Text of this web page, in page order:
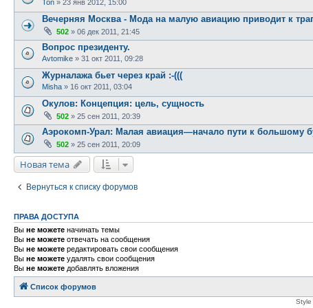
Ton » 23 янв 2012, 15:00
Вечерняя Москва - Мода на малую авиацию приводит к
502 » 06 дек 2011, 21:45
Вопрос президенту.
Avtomike » 31 окт 2011, 09:28
Журналажа бьет через край :-(((
Misha » 16 окт 2011, 03:04
Окулов: Концепция: цель, сущность
502 » 25 сен 2011, 20:39
Аэрокомп-Урал: Малая авиация—начало пути к большому
502 » 25 сен 2011, 20:09
Новая тема
Вернуться к списку форумов
ПРАВА ДОСТУПА
Вы не можете начинать темы
Вы не можете отвечать на сообщения
Вы не можете редактировать свои сообщения
Вы не можете удалять свои сообщения
Вы не можете добавлять вложения
Список форумов